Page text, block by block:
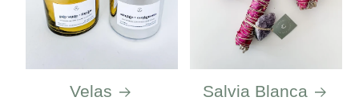
Velas Salvia Blanca